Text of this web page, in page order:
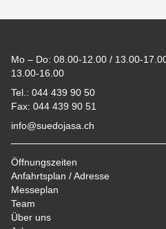
Mo – Do: 08.00-12.00 / 13.00-
13.00-16.00
Tel.: 044 439 90 50
Fax: 044 439 90 51
info@suedojasa.ch
Öffnungszeiten
Anfahrtsplan / Adresse
Messeplan
Team
Über uns